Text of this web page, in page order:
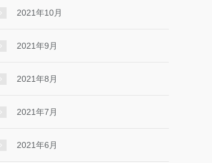
2021年10月
2021年9月
2021年8月
2021年7月
2021年6月